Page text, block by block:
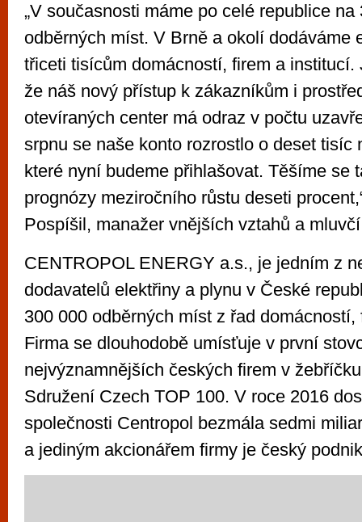
„V současnosti máme po celé republice na
odběrných míst. V Brně a okolí dodáváme
třiceti tisícům domácností, firem a institucí.
že náš nový přístup k zákazníkům i
otevíraných center má odraz v počtu
srpnu se naše konto rozrostlo o deset tisíc
které nyní budeme přihlašovat. Těšíme se
prognózy meziročního růstu deseti
Pospíšil, manažer vnějších vztahů a
CENTROPOL ENERGY a.s., je jedním z
dodavatelů elektřiny a plynu v České
300 000 odběrných míst z řad
Firma se dlouhodobě umísťuje v první
nejvýznamnějších českých firem v
Sdružení Czech TOP 100. V roce 2016
společnosti Centropol bezmála sedmi
a jediným akcionářem firmy je český